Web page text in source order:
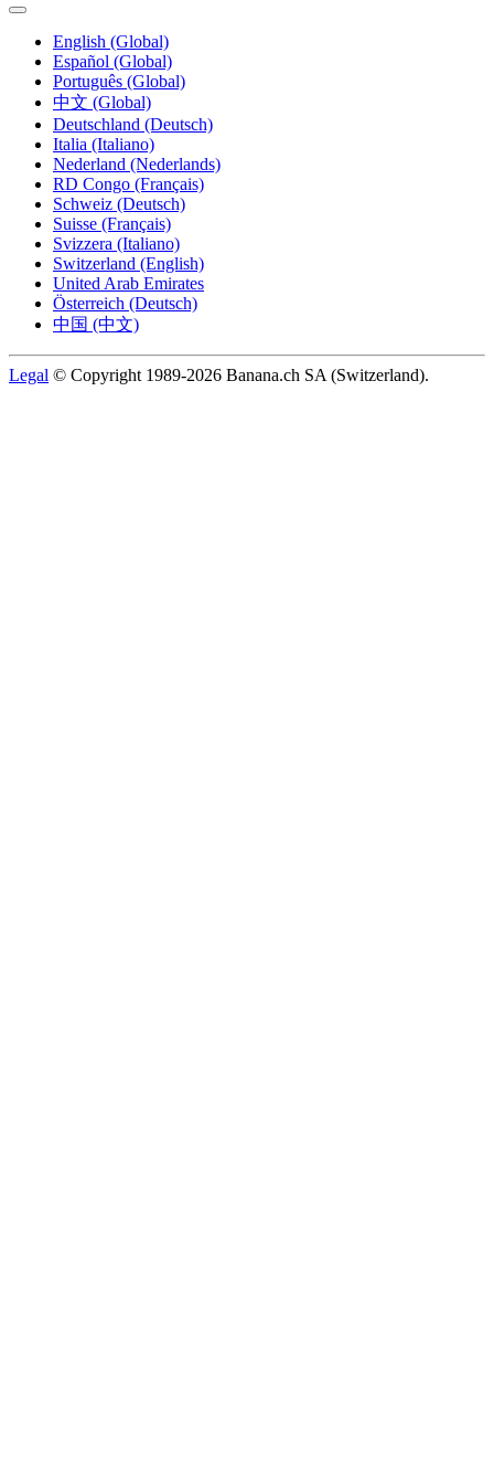
English (Global)
Español (Global)
Português (Global)
中文 (Global)
Deutschland (Deutsch)
Italia (Italiano)
Nederland (Nederlands)
RD Congo (Français)
Schweiz (Deutsch)
Suisse (Français)
Svizzera (Italiano)
Switzerland (English)
United Arab Emirates
Österreich (Deutsch)
中国 (中文)
Legal © Copyright 1989-2026 Banana.ch SA (Switzerland).